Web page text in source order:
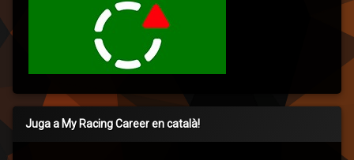
Juga a My Racing Career en català!